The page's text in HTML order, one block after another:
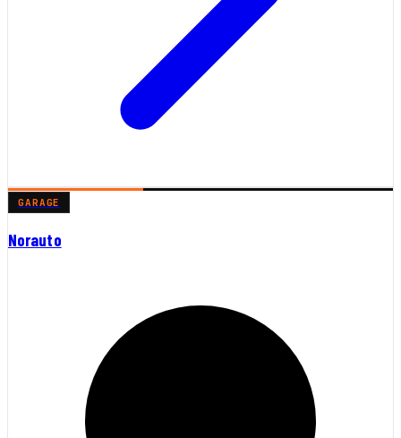
GARAGE
Norauto